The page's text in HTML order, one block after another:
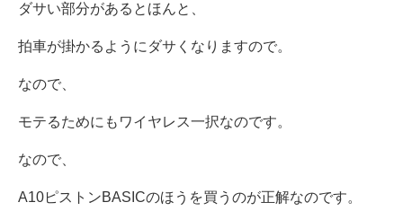
ダサい部分があるとほんと、
拍車が掛かるようにダサくなりますので。
なので、
モテるためにもワイヤレス一択なのです。
なので、
A10ピストンBASICのほうを買うのが正解なのです。